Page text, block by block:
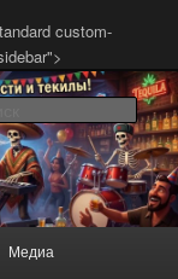
custom-
ПШО
Медиа